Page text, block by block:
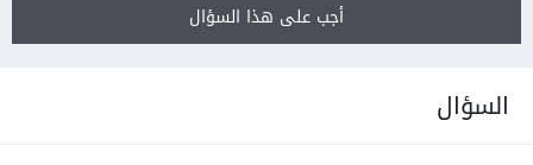
أجب على هذا السؤال
السؤال